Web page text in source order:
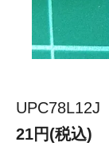
UPC78L12J
21円(税込)